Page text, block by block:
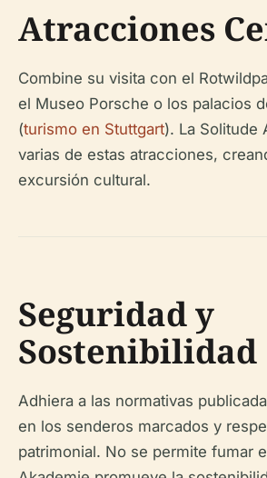
Atracciones
Combine su visita con el
el Museo Porsche o los palacios
(turismo en Stuttgart). La Solitude
varias de estas atracciones,
excursión cultural.
Seguridad y
Sostenibilidad
Adhiera a las normativas
en los senderos marcados y
patrimonial. No se permite fumar